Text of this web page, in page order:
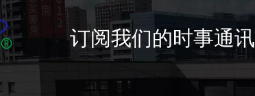
订阅我们的时事通讯